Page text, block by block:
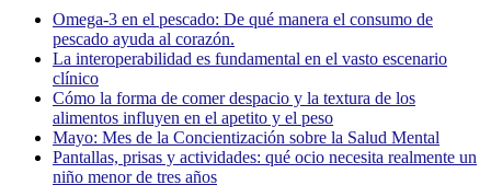
Omega-3 en el pescado: De qué manera el consumo de
pescado ayuda al corazón.
La interoperabilidad es fundamental en el vasto escenario
clínico
Cómo la forma de comer despacio y la textura de los
alimentos influyen en el apetito y el peso
Mayo: Mes de la Concientización sobre la Salud Mental
Pantallas, prisas y actividades: qué ocio necesita realmente un
niño menor de tres años